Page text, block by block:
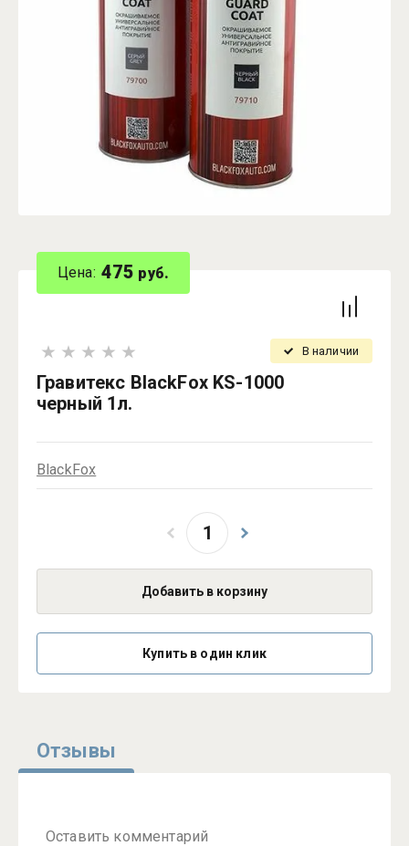
Цена: 475 руб.
Гравитекс BlackFox KS-1000
черный 1л.
В наличии
BlackFox
Добавить в корзину
Купить в один клик
Отзывы
Оставить комментарий